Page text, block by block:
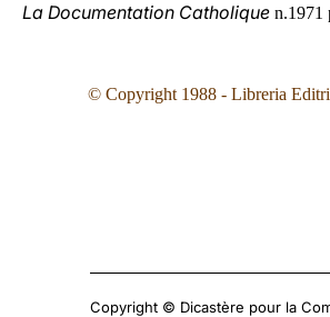
La Documentation Catholique n.1971
© Copyright 1988 - Libreria
Copyright © Dicastère pour la